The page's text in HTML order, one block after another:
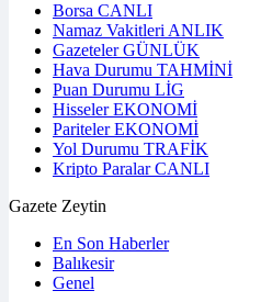
Borsa CANLI
Namaz Vakitleri ANLIK
GazetelerGÜNLÜK
Hava Durumu TAHMİNİ
Puan Durumu LİG
HisselerEKONOMİ
ParitelerEKONOMİ
Yol Durumu TRAFİK
Kripto ParalarCANLI
Gazete Zeytin
En Son Haberler
Balıkesir
Genel